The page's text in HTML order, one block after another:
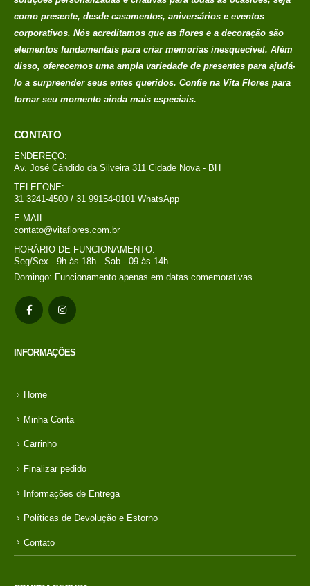
com a loja)
caixa surpresa You
0out of 5
R$689,00
Em até 1x de
credito avista, (P/
mais condições
entre em contato
com a loja)
R$198,00
Em até 1x de
R$198,00no
mais condições
entre em contato
como presente, desde casamentos, aniversários e eventos
corporativos. Nós acreditamos que as flores e a decoração são
elementos fundamentais para criar memorias inesquecível. Além
disso, oferecemos uma ampla variedade de presentes para ajudá-
lo a surpreender seus entes queridos. Confie na Vita Flores para
tornar seu momento ainda mais especiais.
CONTATO
ENDEREÇO:
Av. José Cândido da Silveira 311 Cidade Nova - BH
TELEFONE:
31 3241-4500 / 31 99154-0101 WhatsApp
E-MAIL:
contato@vitaflores.com.br
HORÁRIO DE FUNCIONAMENTO:
Seg/Sex - 9h às 18h - Sab - 09 às 14h
Domingo: Funcionamento apenas em datas comemorativas
INFORMAÇÕES
Home
Minha Conta
Carrinho
Finalizar pedido
Informações de Entrega
Políticas de Devolução e Estorno
Contato